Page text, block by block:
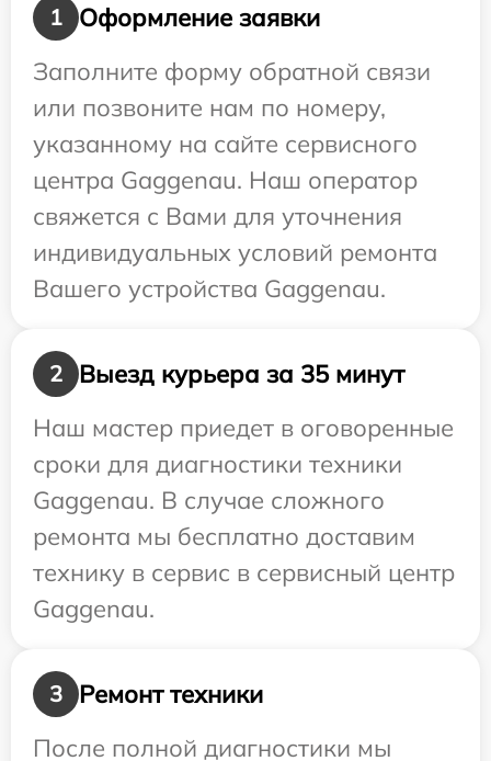
1
Оформление заявки
Заполните форму обратной связи
или позвоните нам по номеру,
указанному на сайте сервисного
центра Gaggenau. Наш оператор
свяжется с Вами для уточнения
индивидуальных условий ремонта
Вашего устройства Gaggenau.
2
Выезд курьера за 35 минут
Наш мастер приедет в оговоренные
сроки для диагностики техники
Gaggenau. В случае сложного
ремонта мы бесплатно доставим
технику в сервис в сервисный центр
Gaggenau.
3
Ремонт техники
После полной диагностики мы